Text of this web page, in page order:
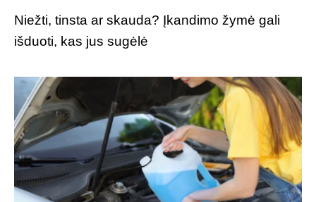
Niežti, tinsta ar skauda? Įkandimo žymė gali
išduoti, kas jus sugėlė